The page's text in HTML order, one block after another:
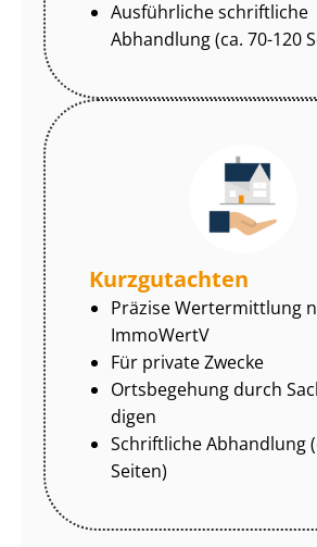
Ausführliche schriftliche
Abhandlung (ca. 70-120
Kurzgutachten
Präzise Wertermittlung
ImmoWertV
Für private Zwecke
Ortsbegehung durch
di­gen
Schriftliche Abhandlung
Seiten)